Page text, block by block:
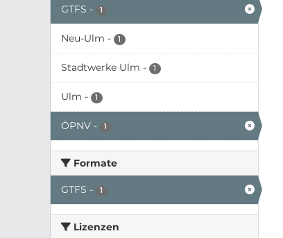
GTFS - 1
Neu-Ulm - 1
Stadtwerke Ulm - 1
Ulm - 1
ÖPNV - 1
Formate
GTFS - 1
Lizenzen